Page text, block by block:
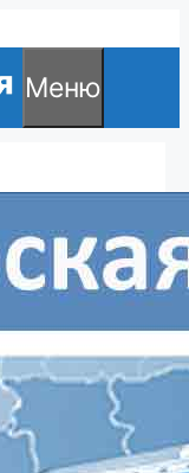
Меню